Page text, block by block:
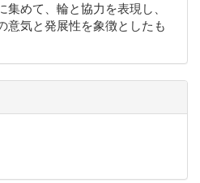
集めて、輪と協力を表現し、
意気と発展性を象徴としたも